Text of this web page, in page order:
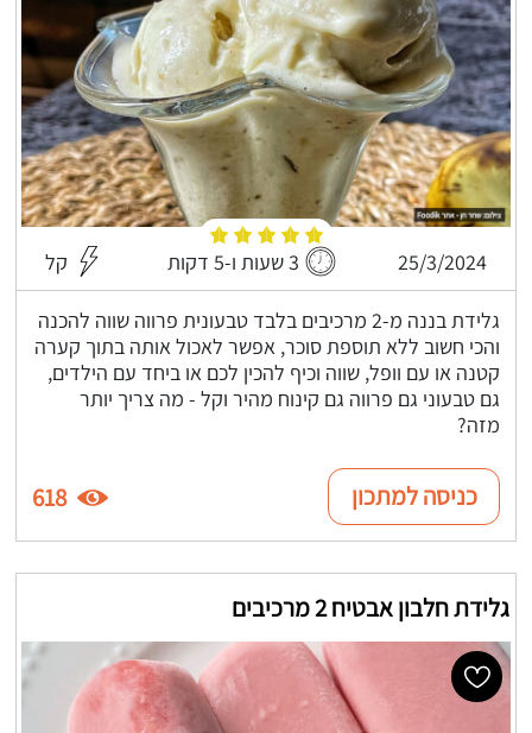
25/3/2024 3 שעות ו-5 דקות קל
גלידת בננה מ-2 מרכיבים בלבד טבעונית פרווה שווה להכנה
והכי חשוב ללא תוספת סוכר, אפשר לאכול אותה בתוך קערה
קטנה או עם וופל, שווה וכיף להכין לכם או ביחד עם הילדים,
גם טבעוני גם פרווה גם קינוח מהיר וקל - מה צריך יותר
מזה?
כניסה למתכון 618
גלידת חלבון אבטיח 2 מרכיבים